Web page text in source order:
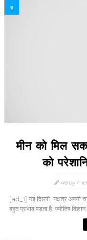
ह
मीन को मिल
को
[ad_1] नई दिल्ली: नक्षत्र अपनी
बहुत प्रभाव पड़ता है. ज्योतिष